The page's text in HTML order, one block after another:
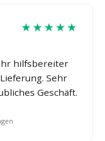
★★★★★
hilfsbereiter
Sehr
Geschäft.